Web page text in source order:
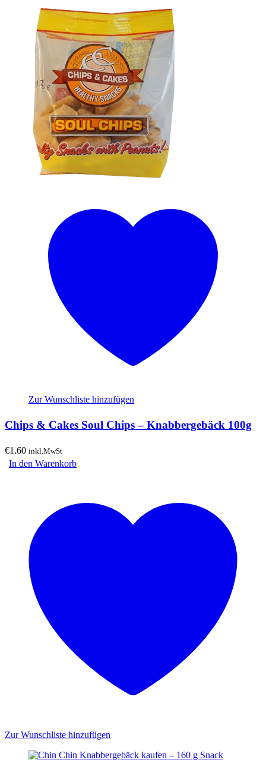
Zur Wunschliste hinzufügen
Chips & Cakes Soul Chips – Knabbergebäck 100g
€1.60 inkl.MwSt
In den Warenkorb
Zur Wunschliste hinzufügen